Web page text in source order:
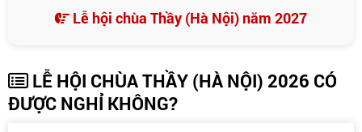
Lễ hội chùa Thầy (Hà Nội) năm 2027
LỄ HỘI CHÙA THẦY (HÀ NỘI) 2026 CÓ
ĐƯỢC NGHỈ KHÔNG?